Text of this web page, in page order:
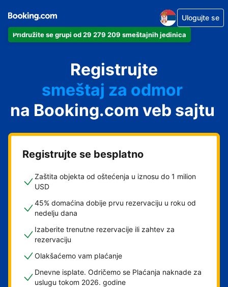
Pridružite se grupi od 29 279 209 smeštajnih jedinica
Ulogujte se
Registrujte
apartman
hotel
smeštaj za odmor
pansion
hostel
na Booking.com veb sajtu
Registrujte se besplatno
Zaštita objekta od oštećenja u iznosu do 1 milion
USD
45% domaćina dobije prvu rezervaciju u roku od
nedelju dana
Izaberite trenutne rezervacije ili zahtev za
rezervaciju
Olakšaćemo vam plaćanje
Dnevne isplate. Odričemo se Plaćanja naknade za
uslugu tokom 2026. godine